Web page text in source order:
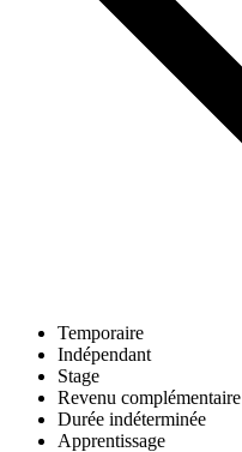
Temporaire
Indépendant
Stage
Revenu complémentaire
Durée indéterminée
Apprentissage